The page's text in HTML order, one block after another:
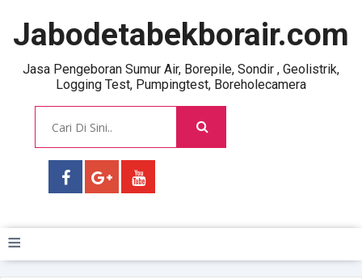
Jabodetabekborair.com
Jasa Pengeboran Sumur Air, Borepile, Sondir , Geolistrik,
Logging Test, Pumpingtest, Boreholecamera
≡